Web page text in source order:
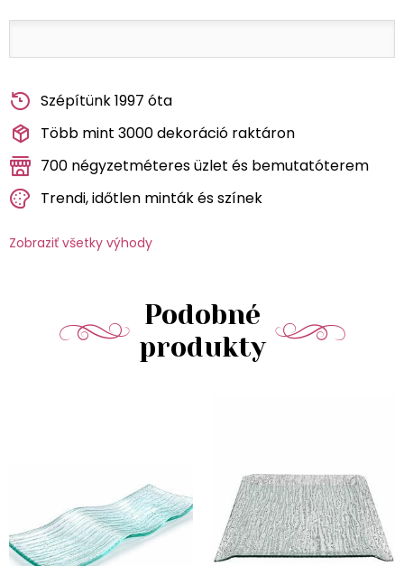
Szépítünk 1997 óta
Több mint 3000 dekoráció raktáron
700 négyzetméteres üzlet és bemutatóterem
Trendi, időtlen minták és színek
Zobraziť všetky výhody
Podobné
produkty